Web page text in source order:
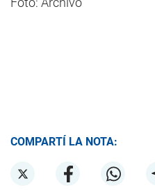
COMPARTÍ LA NOTA: